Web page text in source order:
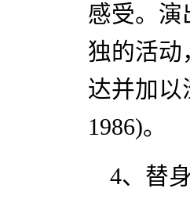
感受。演
独的活动
达并加以
1986)。
4、替